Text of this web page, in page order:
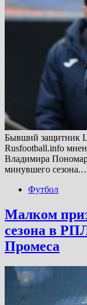
Бывший защитник
Rusfootball.info
Владимира
минувшего
Футбол
Малком
сезона в
Промеса